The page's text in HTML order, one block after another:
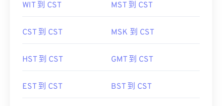
WIT 到 CST MST 到 CST
CST 到 CST MSK 到 CST
HST 到 CST GMT 到 CST
EST 到 CST BST 到 CST